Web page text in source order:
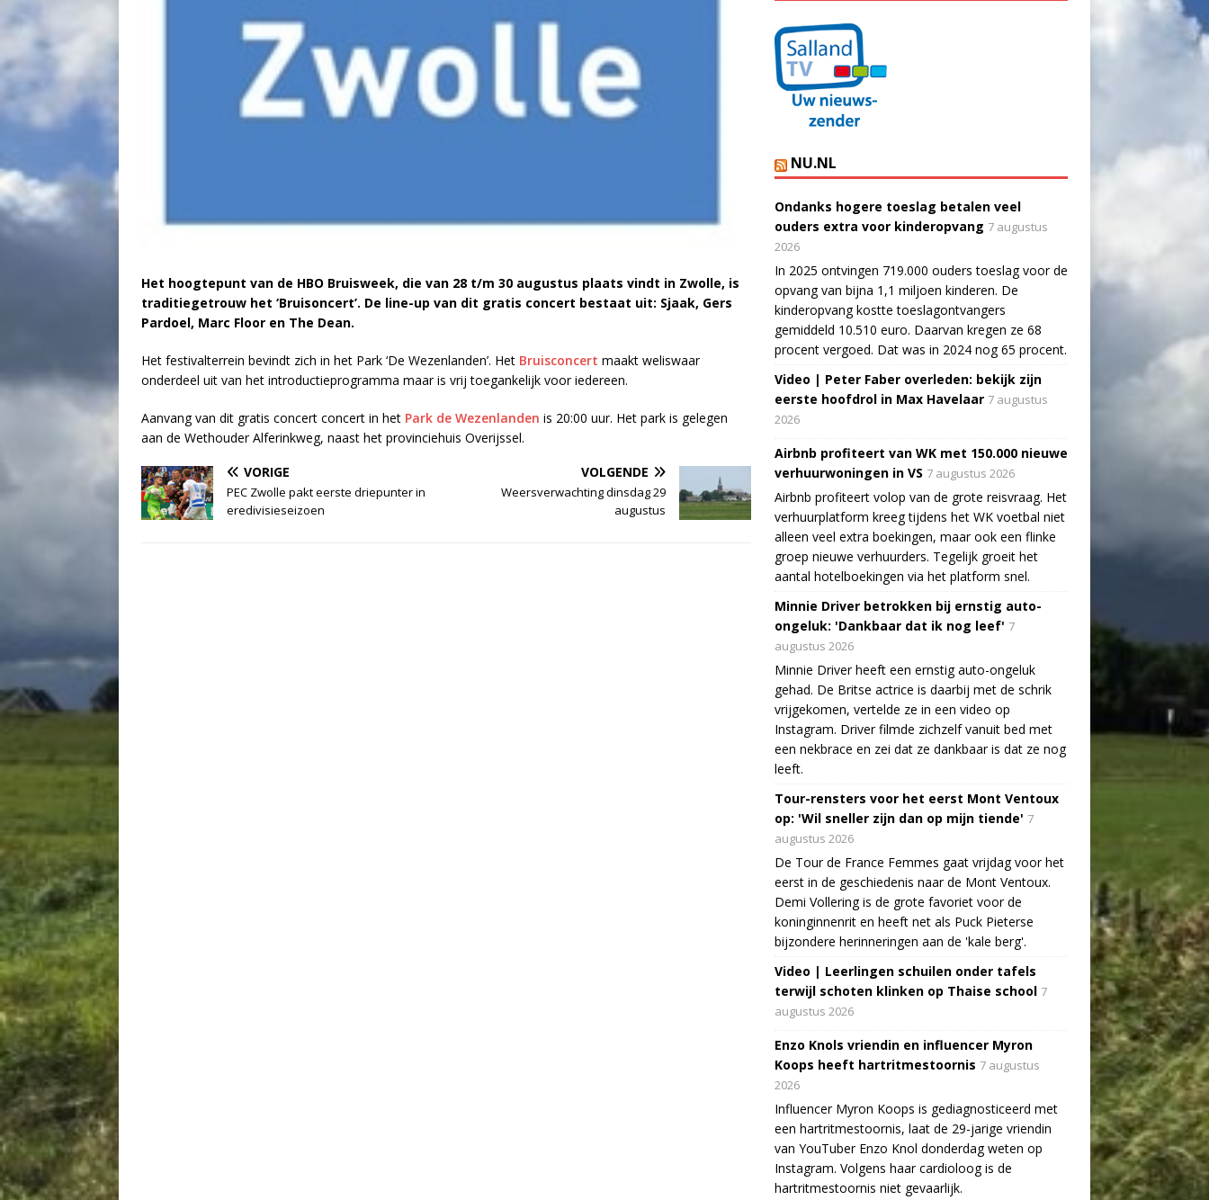
Het hoogtepunt van de HBO Bruisweek, die van 28 t/m 30 augustus plaats vindt in Zwolle, is
traditiegetrouw het ‘Bruisoncert’. De line-up van dit gratis concert bestaat uit: Sjaak, Gers
Pardoel, Marc Floor en The Dean.
Het festivalterrein bevindt zich in het Park ‘De Wezenlanden’. Het Bruisconcert maakt weliswaar
onderdeel uit van het introductieprogramma maar is vrij toegankelijk voor iedereen.
Aanvang van dit gratis concert concert in het Park de Wezenlanden is 20:00 uur. Het park is gelegen
aan de Wethouder Alferinkweg, naast het provinciehuis Overijssel.
VORIGE
PEC Zwolle pakt eerste driepunter in
eredivisieseizoen
VOLGENDE
Weersverwachting dinsdag 29
augustus
NU.NL
Ondanks hogere toeslag betalen veel
ouders extra voor kinderopvang 7 augustus
2026
In 2025 ontvingen 719.000 ouders toeslag voor de
opvang van bijna 1,1 miljoen kinderen. De
kinderopvang kostte toeslagontvangers
gemiddeld 10.510 euro. Daarvan kregen ze 68
procent vergoed. Dat was in 2024 nog 65 procent.
Video | Peter Faber overleden: bekijk zijn
eerste hoofdrol in Max Havelaar 7 augustus
2026
Airbnb profiteert van WK met 150.000 nieuwe
verhuurwoningen in VS 7 augustus 2026
Airbnb profiteert volop van de grote reisvraag. Het
verhuurplatform kreeg tijdens het WK voetbal niet
alleen veel extra boekingen, maar ook een flinke
groep nieuwe verhuurders. Tegelijk groeit het
aantal hotelboekingen via het platform snel.
Minnie Driver betrokken bij ernstig auto-
ongeluk: 'Dankbaar dat ik nog leef' 7
augustus 2026
Minnie Driver heeft een ernstig auto-ongeluk
gehad. De Britse actrice is daarbij met de schrik
vrijgekomen, vertelde ze in een video op
Instagram. Driver filmde zichzelf vanuit bed met
een nekbrace en zei dat ze dankbaar is dat ze nog
leeft.
Tour-rensters voor het eerst Mont Ventoux
op: 'Wil sneller zijn dan op mijn tiende' 7
augustus 2026
De Tour de France Femmes gaat vrijdag voor het
eerst in de geschiedenis naar de Mont Ventoux.
Demi Vollering is de grote favoriet voor de
koninginnenrit en heeft net als Puck Pieterse
bijzondere herinneringen aan de 'kale berg'.
Video | Leerlingen schuilen onder tafels
terwijl schoten klinken op Thaise school 7
augustus 2026
Enzo Knols vriendin en influencer Myron
Koops heeft hartritmestoornis 7 augustus
2026
Influencer Myron Koops is gediagnosticeerd met
een hartritmestoornis, laat de 29-jarige vriendin
van YouTuber Enzo Knol donderdag weten op
Instagram. Volgens haar cardioloog is de
hartritmestoornis niet gevaarlijk.